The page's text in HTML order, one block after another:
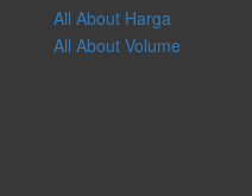
All About Harga
All About Volume